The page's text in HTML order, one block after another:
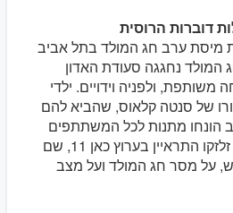
דוברות הרוסית
מיסת ערב חג המולד בתל אביב
המולד נחגגה סעודת האדון
ולפניה וידויים. ילדי
של סנטה קלאוס, שהביא להם
הונחו מתנות לכל המשתתפים
מתחת לעץ. האב פיוטר זלזקו התראיין בערוץ כאן 11, שם
על מסר חג המולד ועל מצב